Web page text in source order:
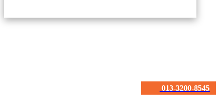
013-3200-8545